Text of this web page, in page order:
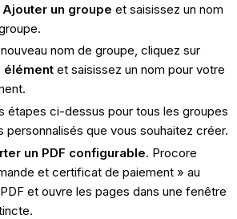
Ajouter un groupe et saisissez un nom
nom de groupe, cliquez sur
élémentet saisissez un nom pour votre
étapes ci-dessus pour tous les groupes
personnalisés que vous souhaitez créer.
un PDF configurable. Procore
et certificat de paiement » au
et ouvre les pages dans une fenêtre